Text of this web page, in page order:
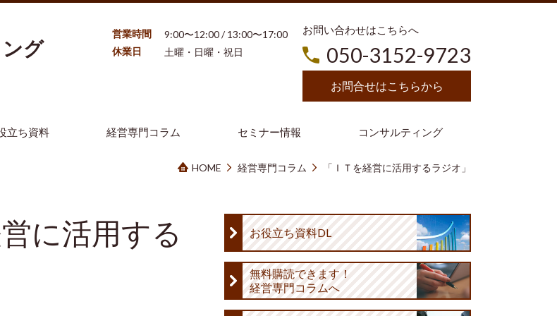
グ
営業時間
9:00〜12:00 / 13:00〜17:00
休業日
土曜・日曜・祝日
お問い合わせはこちらへ
050-3152-9723
お問合せはこちらから
立ち資料 経営専門コラム セミナー情報 コンサルティング
HOME 経営専門コラム 「ＩＴを経営に活用するラジオ」
に活用する
お役立ち資料DL
無料購読できます！
経営専門コラムへ